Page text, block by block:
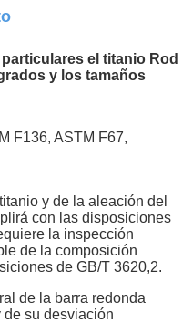
el titanio Rod
y los tamaños
F136, ASTM F67,
y de la aleación del
con las disposiciones
la inspección
de la composición
de GB/T 3620,2.
de la barra redonda
su desviación